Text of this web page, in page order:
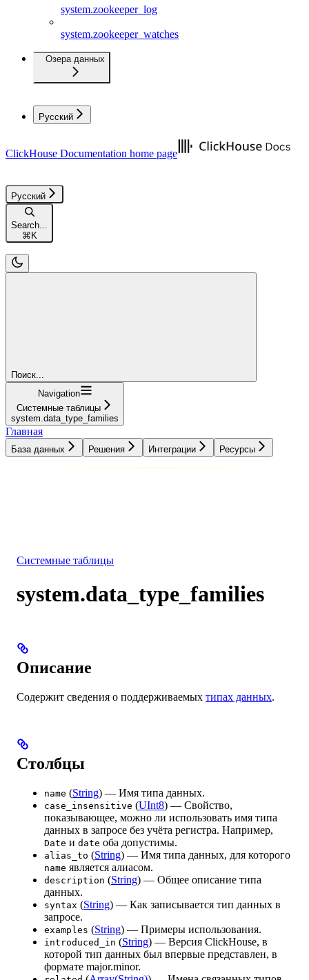
system.zookeeper_log
system.zookeeper_watches
Озера данных
Русский
ClickHouse Documentation home page
Русский
Search...
⌘K
Поиск...
Navigation
Системные таблицы
system.data_type_families
Главная
База данных Решения Интеграции Ресурсы
Системные таблицы
system.data_type_families
Описание
Содержит сведения о поддерживаемых типах данных.
Столбцы
name (String) — Имя типа данных.
case_insensitive (UInt8) — Свойство,
показывающее, можно ли использовать имя типа
данных в запросе без учёта регистра. Например,
Date и date оба допустимы.
alias_to (String) — Имя типа данных, для которого
name является алиасом.
description (String) — Общее описание типа
данных.
syntax (String) — Как записывается тип данных в
запросе.
examples (String) — Примеры использования.
introduced_in (String) — Версия ClickHouse, в
которой тип данных был впервые представлен, в
формате major.minor.